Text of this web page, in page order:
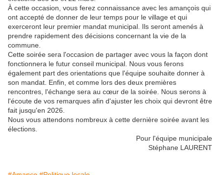
À cette occasion, vous ferez connaissance avec les amançois qui
ont accepté de donner de leur temps pour le village et qui
exerceront leur premier mandat municipal. Ils seront amenés à
prendre rapidement des décisions concernant la vie de la
commune.
Cette soirée sera l'occasion de partager avec vous la façon dont
fonctionnera le futur conseil municipal. Nous vous ferons
également part des orientations que l'équipe souhaite donner à
son mandat. Enfin, et comme lors des deux premières
rencontres, l'échange sera au cœur de la soirée. Nous serons à
l'écoute de vos remarques afin d'ajuster les choix qui devront être
fait jusqu'en 2026.
Nous vous attendons nombreux à cette dernière soirée avant les
élections.
Pour l'équipe municipale
Stéphane LAURENT